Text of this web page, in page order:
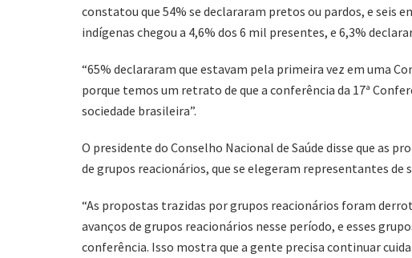
constatou que 54% se declararam pretos ou pardos, e seis
indígenas chegou a 4,6% dos 6 mil presentes, e 6,3%
“65% declararam que estavam pela primeira vez em uma
porque temos um retrato de que a conferência da 17ª
sociedade brasileira”.
O presidente do Conselho Nacional de Saúde disse que as
de grupos reacionários, que se elegeram representantes de
“As propostas trazidas por grupos reacionários foram
avanços de grupos reacionários nesse período, e esses
conferência. Isso mostra que a gente precisa continuar